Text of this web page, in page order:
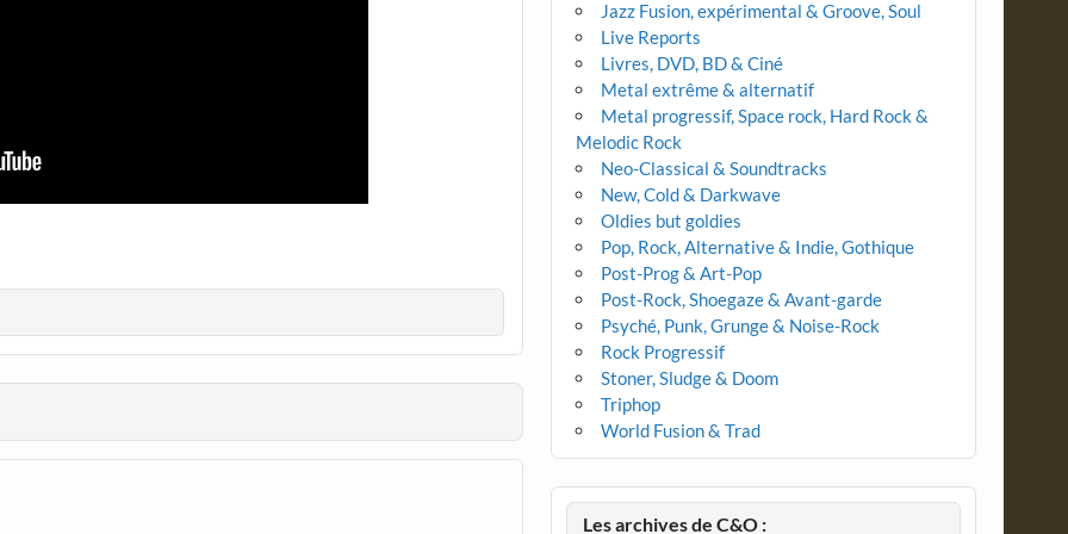
Jazz Fusion, expérimental & Groove, Soul
Live Reports
Livres, DVD, BD & Ciné
Metal extrême & alternatif
Metal progressif, Space rock, Hard Rock &
Melodic Rock
Neo-Classical & Soundtracks
New, Cold & Darkwave
Oldies but goldies
Pop, Rock, Alternative & Indie, Gothique
Post-Prog & Art-Pop
Post-Rock, Shoegaze & Avant-garde
Psyché, Punk, Grunge & Noise-Rock
Rock Progressif
Stoner, Sludge & Doom
Triphop
World Fusion & Trad
Les archives de C&O :